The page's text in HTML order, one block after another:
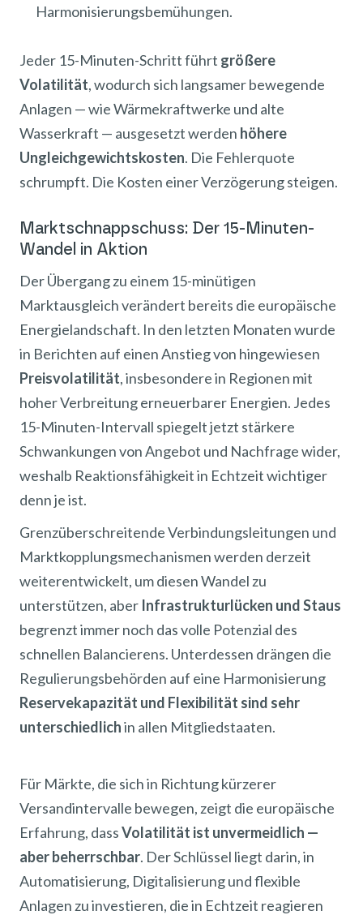
Harmonisierungsbemühungen.
Jeder 15-Minuten-Schritt führt größere
Volatilität, wodurch sich langsamer bewegende
Anlagen — wie Wärmekraftwerke und alte
Wasserkraft — ausgesetzt werden höhere
Ungleichgewichtskosten. Die Fehlerquote
schrumpft. Die Kosten einer Verzögerung steigen.
Marktschnappschuss: Der 15-Minuten-
Wandel in Aktion
Der Übergang zu einem 15-minütigen
Marktausgleich verändert bereits die europäische
Energielandschaft. In den letzten Monaten wurde
in Berichten auf einen Anstieg von hingewiesen
Preisvolatilität, insbesondere in Regionen mit
hoher Verbreitung erneuerbarer Energien. Jedes
15-Minuten-Intervall spiegelt jetzt stärkere
Schwankungen von Angebot und Nachfrage wider,
weshalb Reaktionsfähigkeit in Echtzeit wichtiger
denn je ist.
Grenzüberschreitende Verbindungsleitungen und
Marktkopplungsmechanismen werden derzeit
weiterentwickelt, um diesen Wandel zu
unterstützen, aber Infrastrukturlücken und Staus
begrenzt immer noch das volle Potenzial des
schnellen Balancierens. Unterdessen drängen die
Regulierungsbehörden auf eine Harmonisierung
Reservekapazität und Flexibilität sind sehr
unterschiedlichin allen Mitgliedstaaten.
Für Märkte, die sich in Richtung kürzerer
Versandintervalle bewegen, zeigt die europäische
Erfahrung, dassVolatilität ist unvermeidlich —
aber beherrschbar. Der Schlüssel liegt darin, in
Automatisierung, Digitalisierung und flexible
Anlagen zu investieren, die in Echtzeit reagieren